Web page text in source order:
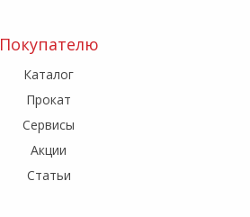
Покупателю
Каталог
Прокат
Сервисы
Акции
Статьи